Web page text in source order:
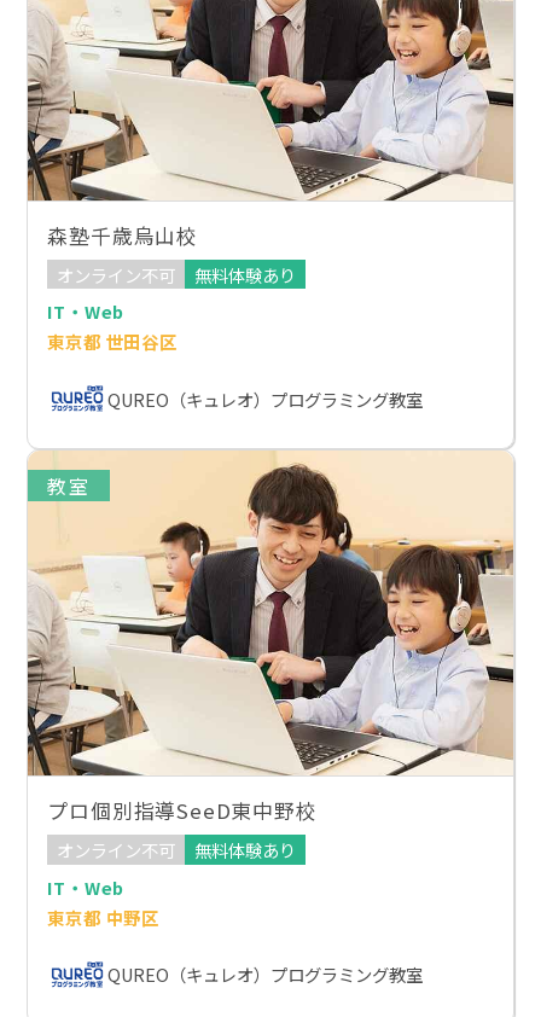
森塾千歳烏山校
オンライン不可
無料体験あり
IT・Web
東京都 世田谷区
QUREO（キュレオ）プログラミング教室
教室
プロ個別指導SeeD東中野校
オンライン不可
無料体験あり
IT・Web
東京都 中野区
QUREO（キュレオ）プログラミング教室